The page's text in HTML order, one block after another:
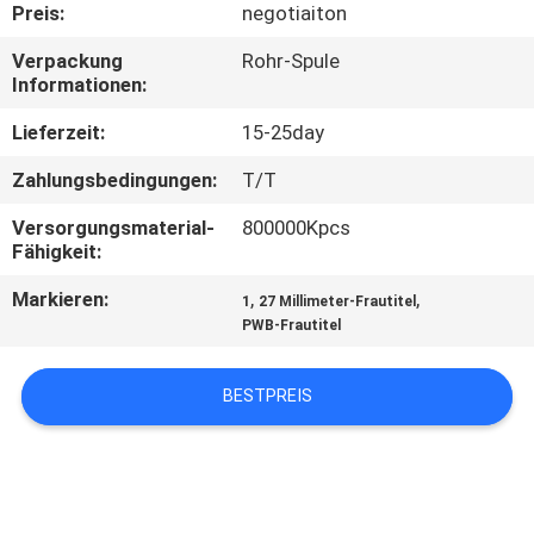
TRETEN
SIE
MIT
UNS
VERBINDUNG
SIE
EIN
ZITAT
Preis:
negotiaiton
Verpackung
Informationen:
Rohr-Spule
Lieferzeit:
15-25day
Zahlungsbedingungen:
T/T
Versorgungsmaterial-
Fähigkeit:
800000Kpcs
Markieren: 1 , 27 Millimeter-Frautitel ,
PWB-Frautitel
BESTPREIS